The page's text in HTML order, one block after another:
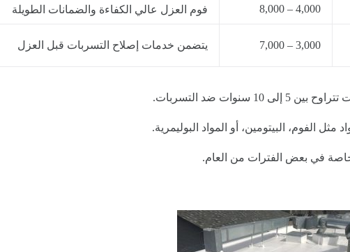
4,000 – 8,000 فوم العزل عالي الكفاءة والضمانات الطويلة
3,000 – 7,000 يتضمن خدمات إصلاح التسربات قبل العزل
ضد التسربات.
مثل الفوم، البيتومين، أو المواد البوليمرية.
في بعض الفترات من العام.